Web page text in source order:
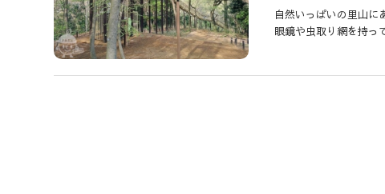
自然いっぱいの里山に
眼鏡や虫取り網を持